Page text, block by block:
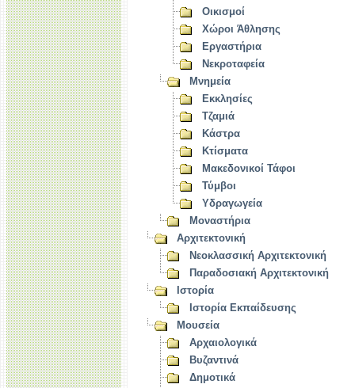
Οικισμοί
Χώροι Άθλησης
Εργαστήρια
Νεκροταφεία
Μνημεία
Εκκλησίες
Τζαμιά
Κάστρα
Κτίσματα
Μακεδονικοί Τάφοι
Τύμβοι
Υδραγωγεία
Μοναστήρια
Αρχιτεκτονική
Νεοκλασσική Αρχιτεκτονική
Παραδοσιακή Αρχιτεκτονική
Ιστορία
Ιστορία Εκπαίδευσης
Μουσεία
Αρχαιολογικά
Βυζαντινά
Δημοτικά